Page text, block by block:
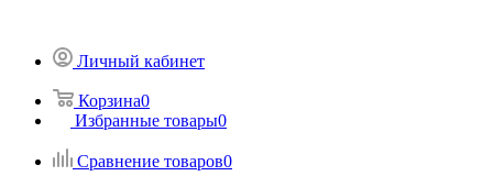
Личный кабинет
Корзина0
Избранные товары0
Сравнение товаров0